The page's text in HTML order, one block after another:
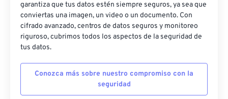
garantiza que tus datos estén siempre seguros, ya sea que
conviertas una imagen, un video o un documento. Con
cifrado avanzado, centros de datos seguros y monitoreo
riguroso, cubrimos todos los aspectos de la seguridad de
tus datos.
Conozca más sobre nuestro compromiso con la
seguridad